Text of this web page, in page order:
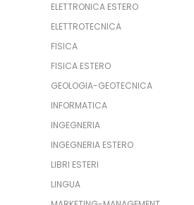
ELETTRONICA ESTERO
ELETTROTECNICA
FISICA
FISICA ESTERO
GEOLOGIA-GEOTECNICA
INFORMATICA
INGEGNERIA
INGEGNERIA ESTERO
LIBRI ESTERI
LINGUA